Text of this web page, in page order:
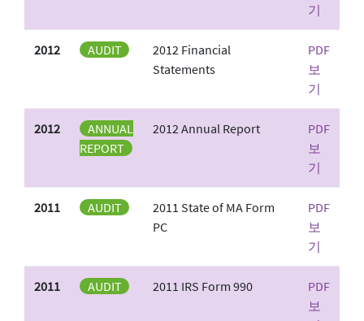
기
2012 AUDIT
2012 Financial
Statements
PDF
보
기
2012
ANNUAL
REPORT
2012 Annual Report
PDF
보
기
2011 AUDIT
2011 State of MA Form
PC
PDF
보
기
2011 AUDIT 2011 IRS Form 990
PDF
보